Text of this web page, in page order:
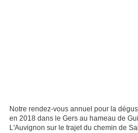
Notre rendez-vous annuel pour la
en 2018 dans le Gers au hameau de
L'Auvignon sur le trajet du chemin de